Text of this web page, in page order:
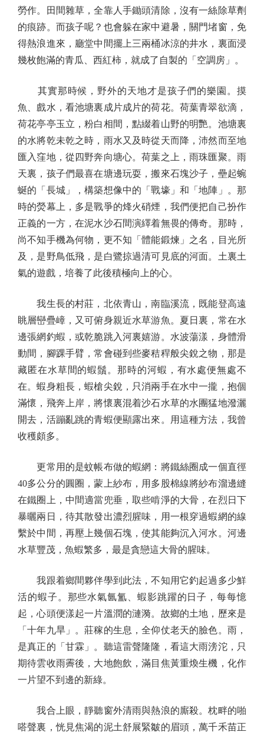
勞作。田間雜草，全靠人手鋤頭清除，沒有一絲除草劑
的痕跡。而孩子呢？也會躲在家中避暑，關門堵窗，免
得熱浪進來，廳堂中間擺上三兩桶冰涼的井水，裏面浸
幾枚飽滿的青瓜、西紅柿，就成了自製的「空調房」。
其實那時候，野外的天地才是孩子們的樂園。摸
魚、戲水，看池塘裏成片成片的荷花。荷葉青翠欲滴，
荷花亭亭玉立，粉白相間，點綴着山野的明艷。池塘裏
的水將乾未乾之時，雨水又及時從天而降，沛然而至地
匯入窪地，從四野奔向塘心。荷葉之上，雨珠匯聚。雨
天裏，孩子們最喜在塘邊玩耍，搬來石塊沙子，壘起蜿
蜒的「長城」，構築想像中的「戰壕」和「地陣」。那
時的熒幕上，多是戰爭的烽火硝煙，我們便把自己扮作
正義的一方，在泥水沙石間演繹着無畏的傳奇。那時，
尚不知手機為何物，更不知「體能鍛煉」之名，目光所
及，是野鳥低飛，是白鷺掠過清可見底的河面。土裏土
氣的遊戲，培養了此後積極向上的心。
我生長的村莊，北依青山，南臨溪流，既能登高遠
眺層巒疊嶂，又可俯身親近水草游魚。夏日裏，常在水
邊張網釣蝦，或乾脆跳入河裏嬉游。水波蕩漾，身體滑
動間，腳踝手臂，常會碰到些麥秸稈般尖銳之物，那是
藏匿在水草間的蝦鬚。那時的河蝦，有水處便無處不
在。蝦身粗長，蝦槍尖銳，只消兩手在水中一攏，抱個
滿懷，飛奔上岸，將懷裏混着沙石水草的水團猛地潑灑
開去，活蹦亂跳的青蝦便顯露出來。用這種方法，我曾
收穫頗多。
更常用的是蚊帳布做的蝦網：將鐵絲圈成一個直徑
40多公分的圓圈，蒙上紗布，用多股棉線將紗布溜邊縫
在鐵圈上，中間適當兜垂，取些啃淨的大骨，在烈日下
暴曬兩日，待其散發出濃烈腥味，用一根穿過蝦網的線
繫於中間，再壓上幾個石塊，使其能夠沉入河水。河邊
水草豐茂，魚蝦繁多，最是貪戀這大骨的腥味。
我跟着鄉間夥伴學到此法，不知用它釣起過多少鮮
活的蝦子。那些水氣氤氳、蝦影跳躍的日子，每每憶
起，心頭便漾起一片溫潤的漣漪。故鄉的土地，歷來是
「十年九旱」。莊稼的生息，全仰仗老天的臉色。雨，
是真正的「甘霖」。聽這雷聲隆隆，看這大雨滂沱，只
期待雲收雨霽後，大地飽飲，滿目焦黃重煥生機，化作
一片望不到邊的新綠。
我合上眼，靜聽窗外清雨與熱浪的廝殺。枕畔的啪
嗒聲裏，恍見焦渴的泥土舒展緊皺的眉頭，萬千禾苗正